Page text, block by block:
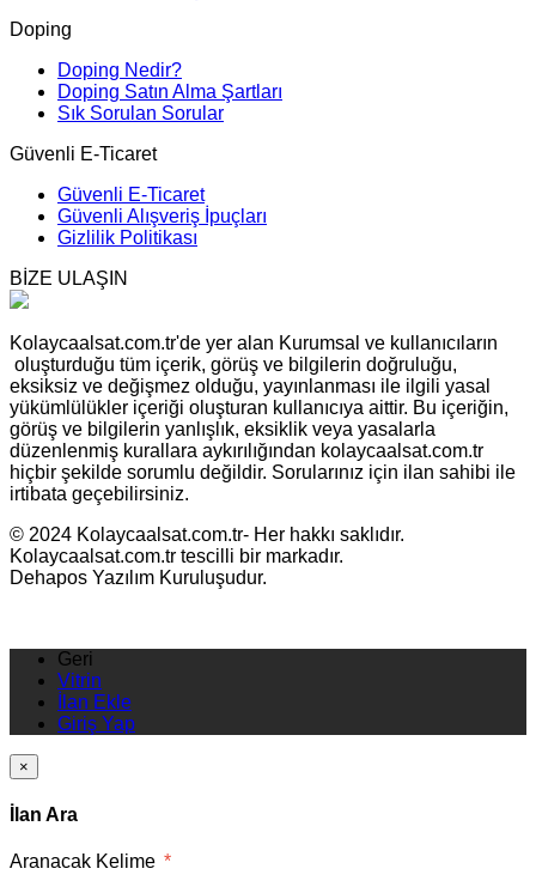
Doping
Doping Nedir?
Doping Satın Alma Şartları
Sık Sorulan Sorular
Güvenli E-Ticaret
Güvenli E-Ticaret
Güvenli Alışveriş İpuçları
Gizlilik Politikası
BİZE ULAŞIN
Kolaycaalsat.com.tr'de yer alan Kurumsal ve kullanıcıların
oluşturduğu tüm içerik, görüş ve bilgilerin doğruluğu,
eksiksiz ve değişmez olduğu, yayınlanması ile ilgili yasal
yükümlülükler içeriği oluşturan kullanıcıya aittir. Bu içeriğin,
görüş ve bilgilerin yanlışlık, eksiklik veya yasalarla
düzenlenmiş kurallara aykırılığından kolaycaalsat.com.tr
hiçbir şekilde sorumlu değildir. Sorularınız için ilan sahibi ile
irtibata geçebilirsiniz.
© 2024 Kolaycaalsat.com.tr- Her hakkı saklıdır.
Kolaycaalsat.com.tr tescilli bir markadır.
Dehapos Yazılım Kuruluşudur.
Geri
Vitrin
İlan Ekle
Giriş Yap
×
İlan Ara
Aranacak Kelime *